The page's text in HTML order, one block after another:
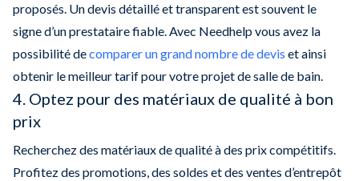
proposés. Un devis détaillé et transparent est souvent le
signe d’un prestataire fiable. Avec Needhelp vous avez la
possibilité decomparer un grand nombre de devis et ainsi
obtenir le meilleur tarif pour votre projet de salle de bain.
4. Optez pour des matériaux de qualité à bon
prix
Recherchez des matériaux de qualité à des prix compétitifs.
Profitez des promotions, des soldes et des ventes d’entrepôt